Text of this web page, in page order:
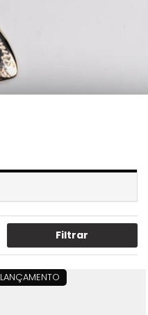
Filtrar
LANÇAMENTO